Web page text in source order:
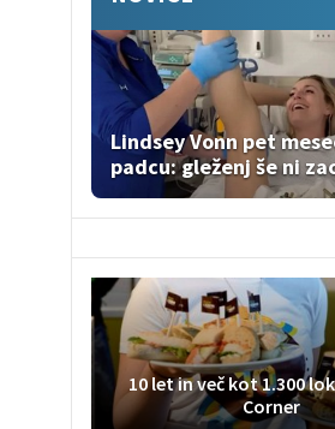
Lindsey Vonn pet
padcu: gleženj še ni
10 let in več kot 1.300
Corner